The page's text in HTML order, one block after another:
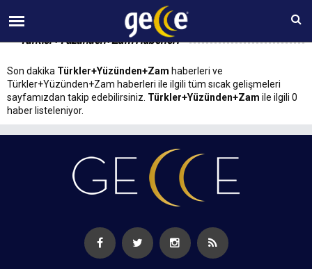
07 AĞUSTOS Cuma 22:52
Türkler+Yüzünden+Zam Haberleri
Son dakika Türkler+Yüzünden+Zam haberleri ve
Türkler+Yüzünden+Zam haberleri ile ilgili tüm sıcak gelişmeleri
sayfamızdan takip edebilirsiniz. Türkler+Yüzünden+Zam ile ilgili 0
haber listeleniyor.